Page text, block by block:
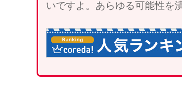
いですよ。あらゆる可能性を